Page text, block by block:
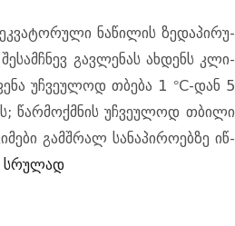
ნა­წი­ლის ზე­და­პი­რუ­
გავ­ლე­ნას ახ­დენს კლი­
უჩ­ვე­უ­ლოდ თბე­ბა 1 °C-დან 5
წარ­მოქ­მნის უჩ­ვე­უ­ლოდ თბი­ლი
გამ­შრალ სა­ნა­პი­რო­ებ­ზე იწ­
სრულად